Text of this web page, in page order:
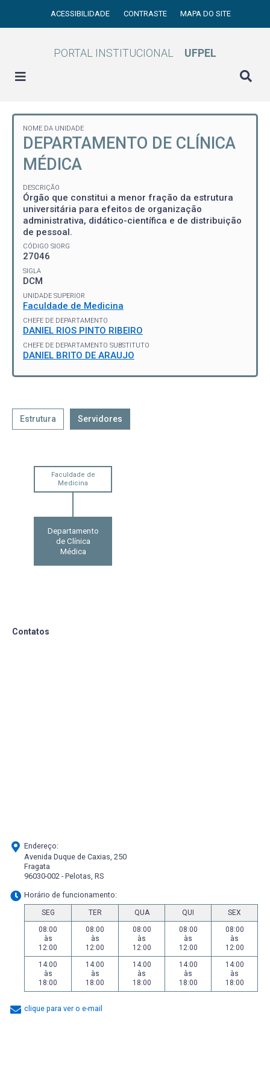
ACESSIBILIDADE CONTRASTE MAPA DO SITE
PORTAL INSTITUCIONAL UFPEL
NOME DA UNIDADE
DEPARTAMENTO DE CLÍNICA
MÉDICA
DESCRIÇÃO
Órgão que constitui a menor fração da estrutura
universitária para efeitos de organização
administrativa, didático-científica e de distribuição
de pessoal.
CÓDIGO SIORG
27046
SIGLA
DCM
UNIDADE SUPERIOR
Faculdade de Medicina
CHEFE DE DEPARTAMENTO
DANIEL RIOS PINTO RIBEIRO
CHEFE DE DEPARTAMENTO SUBSTITUTO
DANIEL BRITO DE ARAUJO
Estrutura Servidores
Faculdade de
Medicina
Departamento
de Clínica
Médica
Contatos
Endereço:
Avenida Duque de Caxias, 250
Fragata
96030-002 - Pelotas, RS
Horário de funcionamento:
SEG TER QUA QUI
SEX
08:00
às
12:00
08:00
às
12:00
08:00
às
12:00
08:00
às
12:00
08:00
às
12:00
14:00
às
18:00
14:00
às
18:00
14:00
às
18:00
14:00
às
18:00
14:00
às
18:00
clique para ver o e-mail